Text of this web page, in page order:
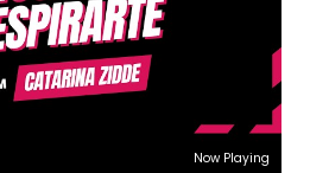
Now Playing